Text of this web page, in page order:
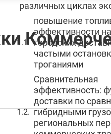
различных циклах
повышение
эффективности
городских
частыми
троганиями
Сравнительная
эффективность:
доставки по
гибридными
региональных